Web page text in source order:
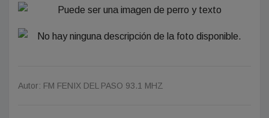
Autor: FM FENIX DEL PASO 93.1 MHZ